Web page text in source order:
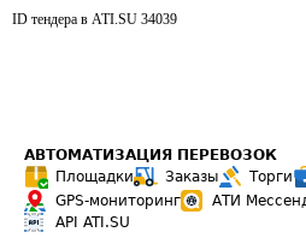
ID тендера в ATI.SU 34039
АВТОМАТИЗАЦИЯ ПЕРЕВОЗОК
Площадки
Заказы Торги
GPS-мониторинг
АТИ
API ATI.SU